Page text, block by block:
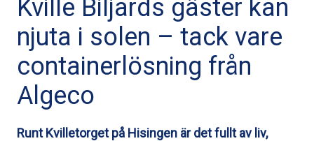
Kville Biljards gäster kan
njuta i solen – tack vare
containerlösning från
Algeco
Runt Kvilletorget på Hisingen är det fullt av liv,